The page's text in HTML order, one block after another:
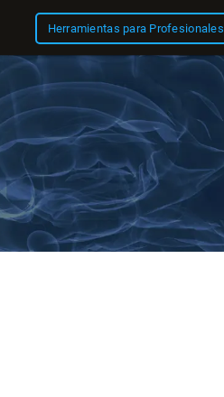
Herramientas para Profesionales